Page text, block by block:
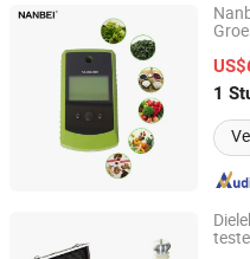
1
NANBEI INSTRUMENT
Henan, China
Wuhan Kaidi Zhengda